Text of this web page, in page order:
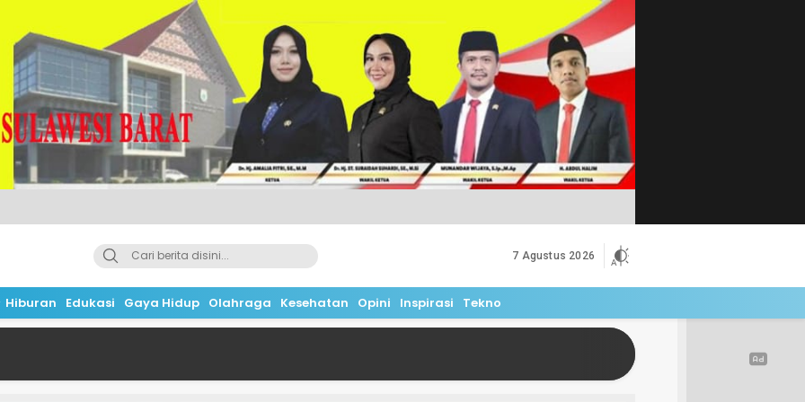
7 Agustus 2026
Hiburan Edukasi Gaya Hidup Olahraga Kesehatan Opini Inspirasi Tekno